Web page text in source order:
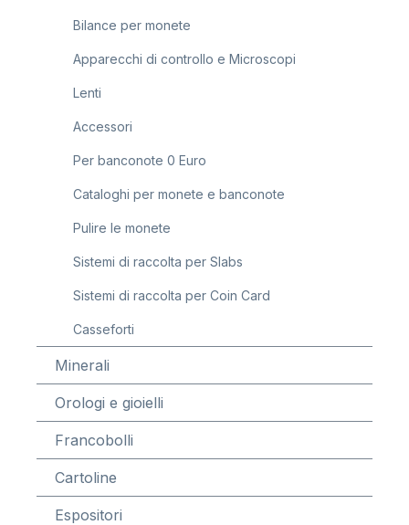
Bilance per monete
Apparecchi di controllo e Microscopi
Lenti
Accessori
Per banconote 0 Euro
Cataloghi per monete e banconote
Pulire le monete
Sistemi di raccolta per Slabs
Sistemi di raccolta per Coin Card
Casseforti
Minerali
Orologi e gioielli
Francobolli
Cartoline
Espositori